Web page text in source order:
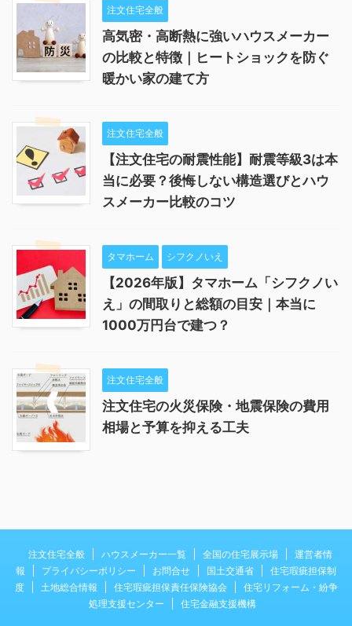
注文住宅全般
高気密・高断熱に強いハウスメーカー
の比較と特徴｜ヒートショックを防ぐ
暖かい家の建て方
注文住宅全般
【注文住宅の耐震性能】耐震等級3は本
当に必要？後悔しない構造選びとハウ
スメーカー比較のコツ
タマホーム シフクノいえ
【2026年版】タマホーム「シフクノい
え」の間取りと総額の目安｜本当に
1000万円台で建つ？
注文住宅全般
注文住宅の火災保険・地震保険の費用
相場と予算を抑える工夫
注文住宅全般 ハウスメーカー一覧 全国の住宅展示場
運営者情
報
プライバシーポリシー お問合せ 国土交通省
住宅瑕疵担保制
度
土地総合情報 住宅瑕疵担保責任保険協会
住宅リフォーム・紛争
処理支援センター
住宅金融支援機構